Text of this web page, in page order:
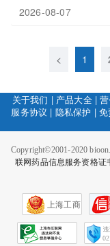
2026-08-07
< 1
关于我们 | 产品大全|
服务协议 | 隐私保护 |
Copyright©2001-2020
联网药品信息服务资格证
上海工商